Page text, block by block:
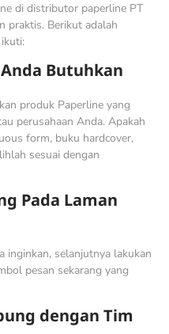
di distributor paperline PT
praktis. Berikut adalah
Butuhkan
produk Paperline yang
perusahaan Anda. Apakah
form, buku hardcover,
sesuai dengan
Pada Laman
inginkan, selanjutnya lakukan
pesan sekarang yang
dengan Tim